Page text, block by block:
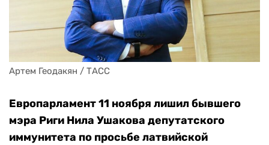
Артем Геодакян / ТАСС
Европарламент 11 ноября лишил бывшего
мэра Риги Нила Ушакова депутатского
иммунитета по просьбе латвийской